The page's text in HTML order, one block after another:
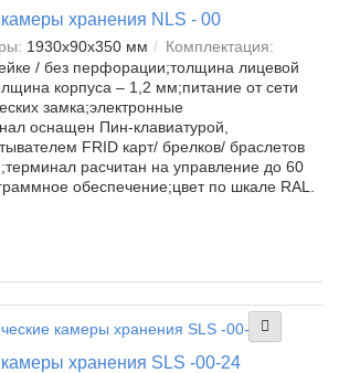
хранения NLS - 00
1930x90x350 мм
Комплектация:
/ без перфорации;толщина лицевой
корпуса – 1,2 мм;питание от сети
замка;электронные
оснащен Пин-клавиатурой,
FRID карт/ брелков/ браслетов
расчитан на управление до 60
обеспечение;цвет по шкале RAL.
хранения SLS -00-24